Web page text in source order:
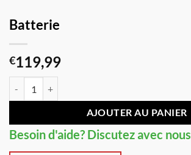
Batterie
€119,99
AJOUTER AU PANIER
Besoin d'aide? Discutez avec nous